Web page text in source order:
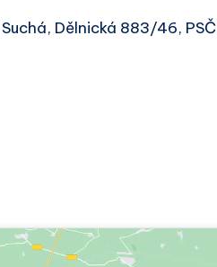
Dělnická 883/46, PSČ